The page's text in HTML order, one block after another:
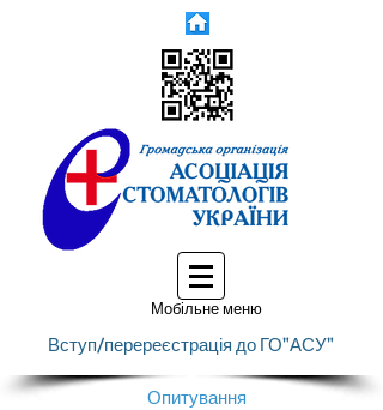
Мобільне меню
Вступ/перереєстрація до ГО"АСУ"
Опитування